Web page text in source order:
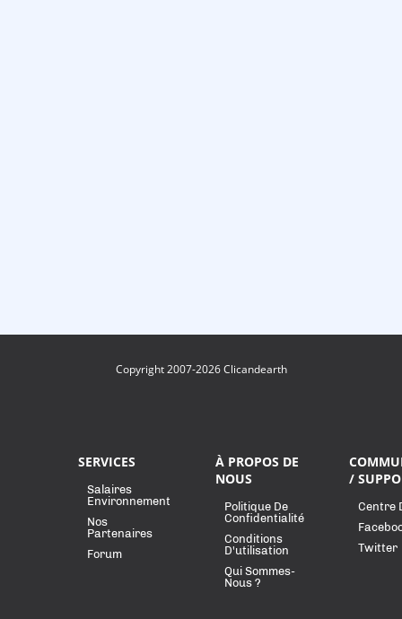
Copyright 2007-2026 Clicandearth
SERVICES
Salaires
Environnement
Nos
Partenaires
Forum
À PROPOS DE
NOUS
Politique De
Confidentialité
Conditions
D'utilisation
Qui Sommes-
Nous ?
/
Centre
Twitter